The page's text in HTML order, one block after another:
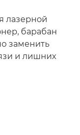
лазерной
барабан
заменить
и лишних